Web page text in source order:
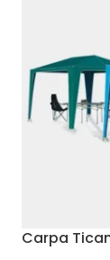
Carpa